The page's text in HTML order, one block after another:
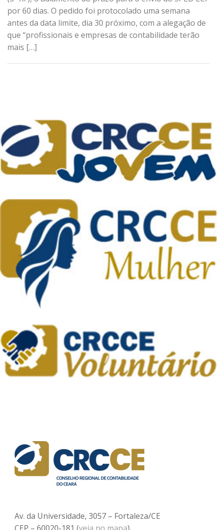
por 60 dias. O pedido foi protocolado uma semana
antes da data limite, dia 30 próximo, com a alegação de
que “profissionais e empresas de contabilidade terão
mais […]
Av. da Universidade, 3057 – Fortaleza/CE
CEP – 60020-181 (veja no mapa)